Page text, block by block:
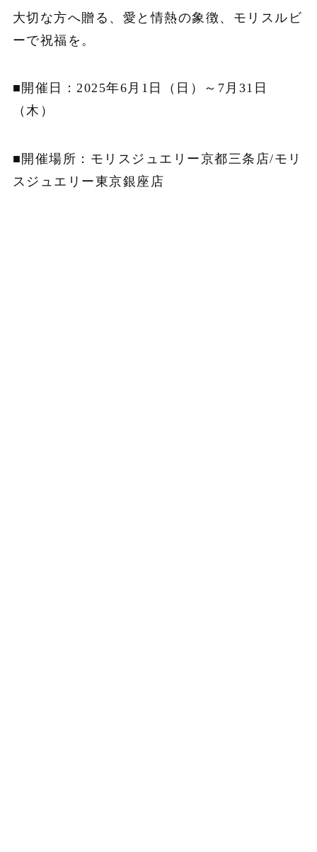
大切な方へ贈る、愛と情熱の象徴、モリスルビ
ーで祝福を。
■開催日：2025年6月1日（日）～7月31日
（木）
■開催場所：モリスジュエリー京都三条店/モリ
スジュエリー東京銀座店